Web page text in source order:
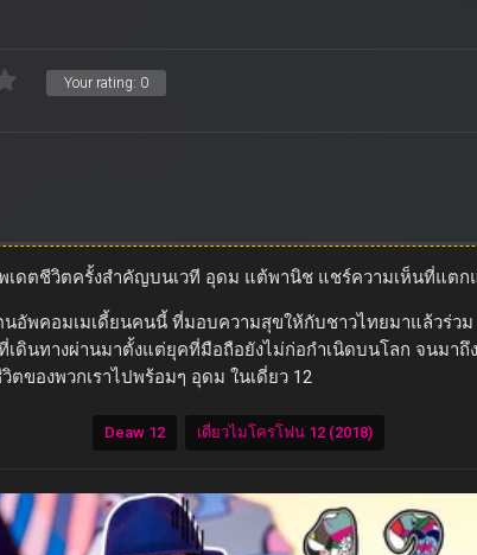
Your rating: 0
พเดตชีวิตครั้งสำคัญบนเวที อุดม แต้พานิช แชร์ความเห็นที่แ
นอัพคอมเมเดี้ยนคนนี้ ที่มอบความสุขให้กับชาวไทยมาแล้วร่ว
เดินทางผ่านมาตั้งแต่ยุคที่มือถือยังไม่ก่อกำเนิดบนโลก จนม
ของพวกเราไปพร้อมๆ อุดม ในเดี่ยว 12
Deaw 12 เดี่ยวไมโครโฟน 12 (2018)